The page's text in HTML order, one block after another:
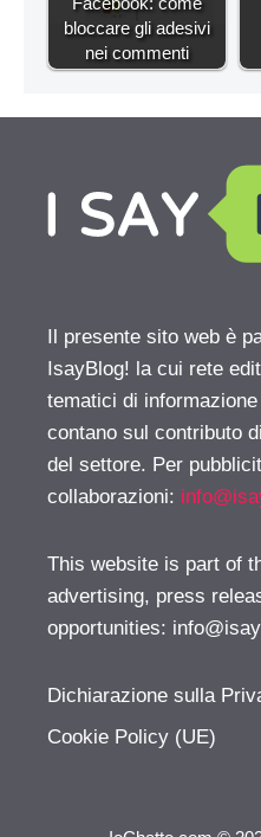
bloccare gli adesivi
nei commenti
Il presente sito web è
IsayBlog! la cui rete
tematici di
contano sul contributo
del settore. Per
collaborazioni:
This website is part of
advertising, press
opportunities:
Dichiarazione sulla
Cookie Policy (UE)